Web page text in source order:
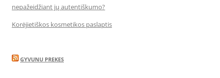
nepažeidžiant jų autentiškumo?
Korėjietiškos kosmetikos paslaptis
GYVUNU PREKES